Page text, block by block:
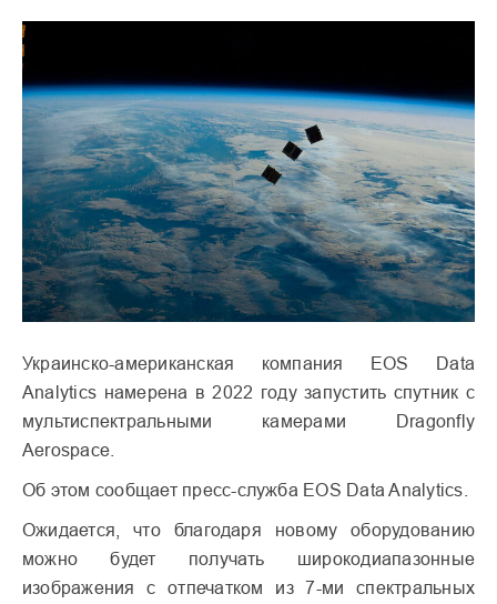
Украинско-американская компания EOS Data
Analytics намерена в 2022 году запустить спутник с
мультиспектральными камерами Dragonfly
Aerospace.
Об этом сообщает пресс-служба EOS Data Analytics.
Ожидается, что благодаря новому оборудованию
можно будет получать широкодиапазонные
изображения с отпечатком из 7-ми спектральных